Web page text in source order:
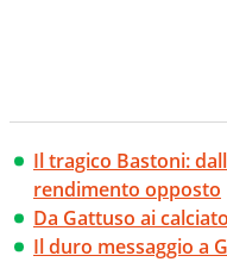
Il tragico Bastoni:
rendimento opposto
Da Gattuso ai
Il duro messaggio a